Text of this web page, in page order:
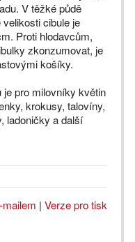
V těžké půdě
cibule je
Proti hlodavcům,
zkonzumovat, je
košíky.
je pro milovníky květin
krokusy, talovíny,
ladoničky a další
| Verze pro tisk